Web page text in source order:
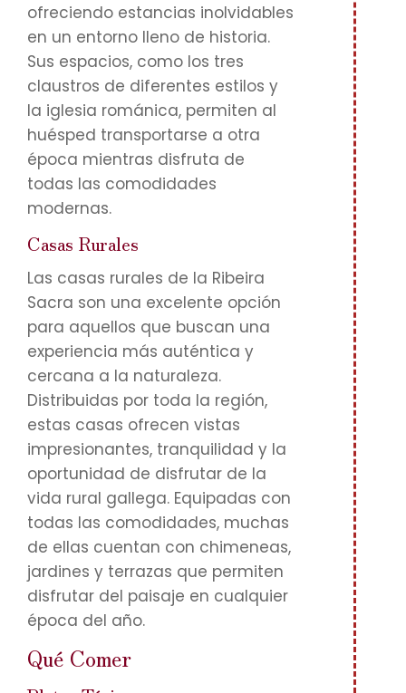
ofreciendo estancias inolvidables
en un entorno lleno de historia.
Sus espacios, como los tres
claustros de diferentes estilos y
la iglesia románica, permiten al
huésped transportarse a otra
época mientras disfruta de
todas las comodidades
modernas.
Casas Rurales
Las casas rurales de la Ribeira
Sacra son una excelente opción
para aquellos que buscan una
experiencia más auténtica y
cercana a la naturaleza.
Distribuidas por toda la región,
estas casas ofrecen vistas
impresionantes, tranquilidad y la
oportunidad de disfrutar de la
vida rural gallega. Equipadas con
todas las comodidades, muchas
de ellas cuentan con chimeneas,
jardines y terrazas que permiten
disfrutar del paisaje en cualquier
época del año.
Qué Comer